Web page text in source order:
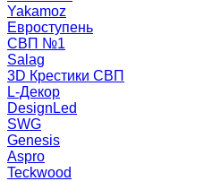
Yakamoz
Евроступень
СВП №1
Salag
3D Крестики СВП
L-Декор
DesignLed
SWG
Genesis
Aspro
Teckwood